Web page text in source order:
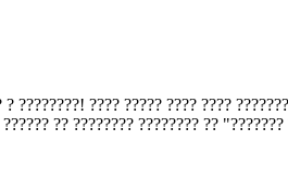
????????! ???? ????? ???? ????
?????? ?? ???????? ???????? ??